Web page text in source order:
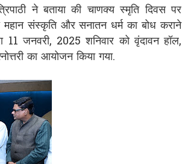
ने बताया की चाणक्य स्मृति दिवस पर
संस्कृति और सनातन धर्म का बोध कराने
11 जनवरी, 2025 शनिवार को वृंदावन हॉल,
का आयोजन किया गया.